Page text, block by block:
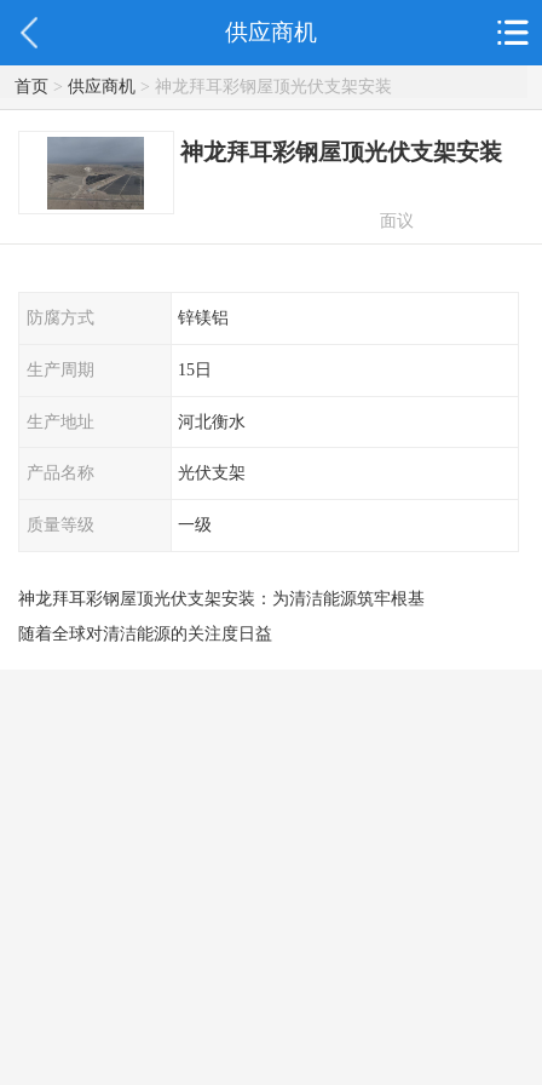
供应商机
首页> 供应商机> 神龙拜耳彩钢屋顶光伏支架安装
神龙拜耳彩钢屋顶光伏支架安装
面议
防腐方式 锌镁铝
生产周期 15日
生产地址 河北衡水
产品名称 光伏支架
质量等级 一级
神龙拜耳彩钢屋顶光伏支架安装：为清洁能源筑牢根基
随着全球对清洁能源的关注度日益